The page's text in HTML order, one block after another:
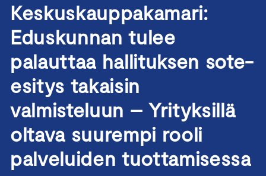
Keskuskauppakamari:
Eduskunnan tulee
palauttaa hallituksen sote-
esitys takaisin
valmisteluun – Yrityksillä
oltava suurempi rooli
palveluiden tuottamisessa